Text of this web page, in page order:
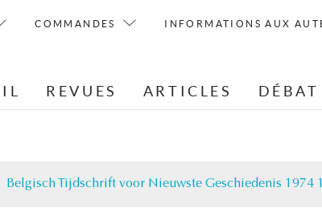
COMMANDES INFORMATIONS AUX
REVUES ARTICLES DÉBAT
Belgisch Tijdschrift voor Nieuwste Geschiedenis 1974